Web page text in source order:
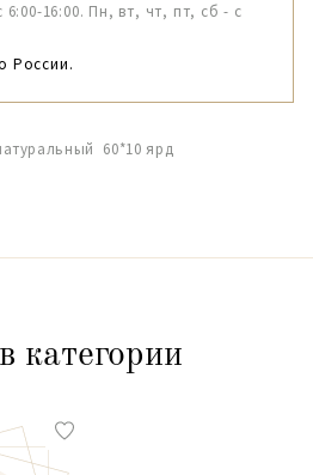
6:00-16:00. Пн, вт, чт, пт, сб - с
России.
60*10 ярд
категории